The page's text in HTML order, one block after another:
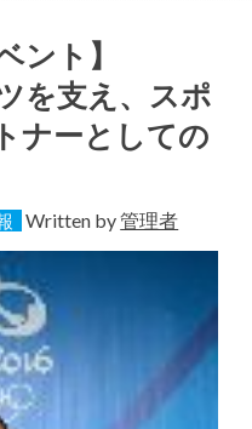
ント】
を支え、スポ
ナーとしての
Written by管理者